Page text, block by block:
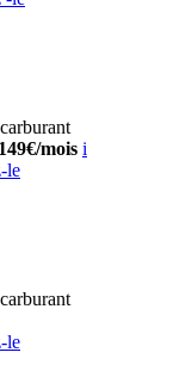
mois i
le
le